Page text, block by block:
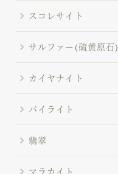
スコレサイト
サルファー(硫黄原石)
カイヤナイト
パイライト
翡翠
マラカイト